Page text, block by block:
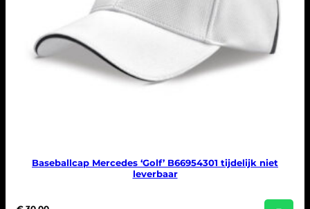
Baseballcap Mercedes ‘Golf’ B66954301 tijdelijk niet
leverbaar